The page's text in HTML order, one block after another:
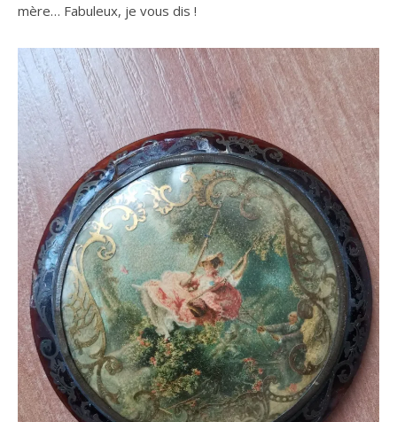
mère… Fabuleux, je vous dis !